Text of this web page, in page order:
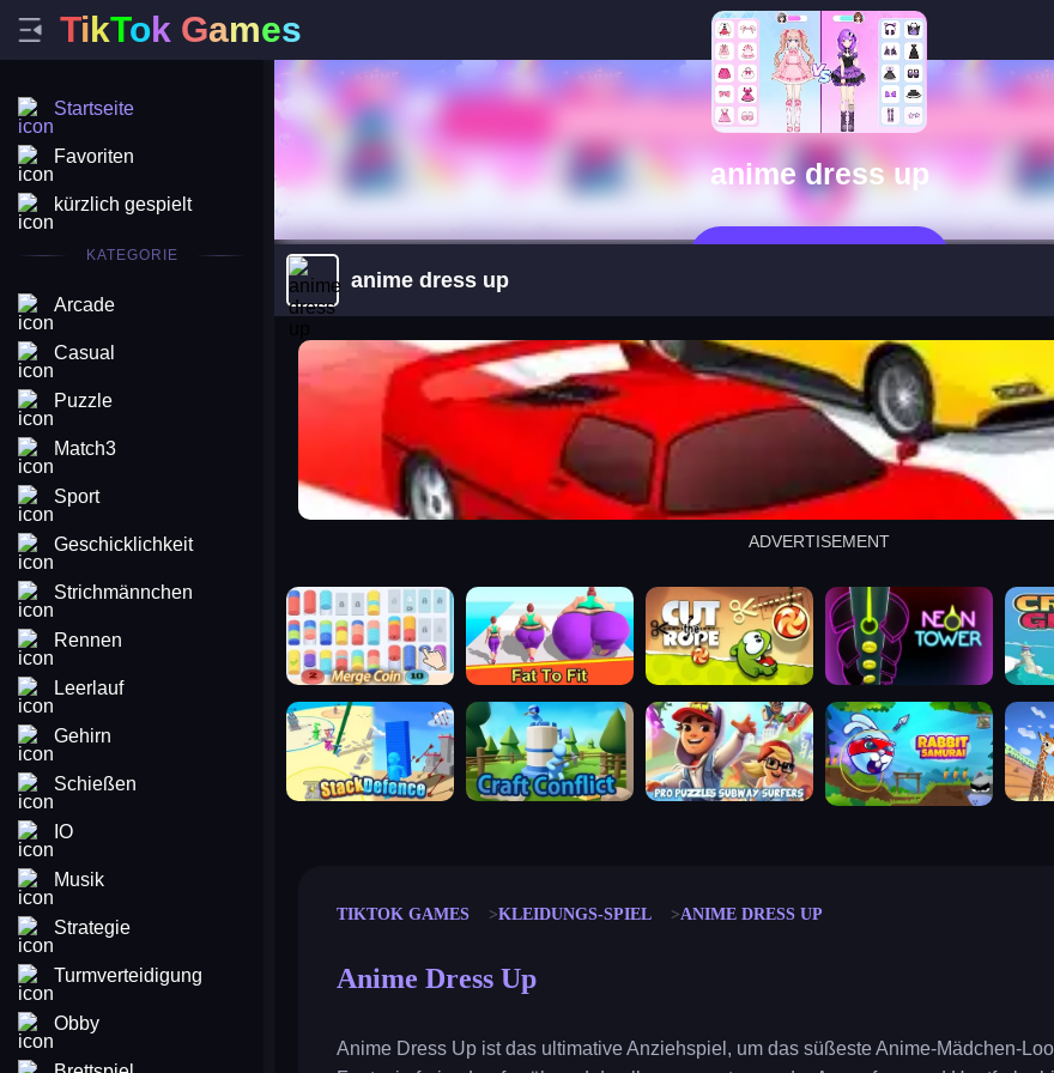
TikTok Games
Startseite
Favoriten
kürzlich gespielt
KATEGORIE
Arcade
Casual
Puzzle
Match3
Sport
Geschicklichkeit
Strichmännchen
Rennen
Leerlauf
Gehirn
Schießen
IO
Musik
Strategie
Turmverteidigung
Obby
anime dress up
anime dress up
arena king
ADVERTISEMENT
merge coin fat to fit cut the rope neon tower
stack defence craft conflict subway surfers rabbit samurai
TIKTOK GAMES KLEIDUNGS-SPIEL ANIME DRESS UP
Anime Dress Up
Anime Dress Up ist das ultimative Anziehspiel, um das süßeste Anime-Mädchen-